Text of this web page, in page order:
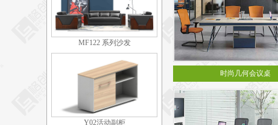
MF122 系列沙发
Y02活动副柜
时尚几何会议桌